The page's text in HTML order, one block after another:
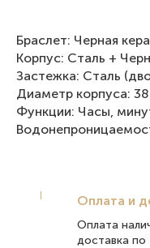
Браслет: Черная
Корпус: Сталь +
Застежка: Сталь
Диаметр корпуса:
Функции: Часы,
Оплата и
Оплата
доставка